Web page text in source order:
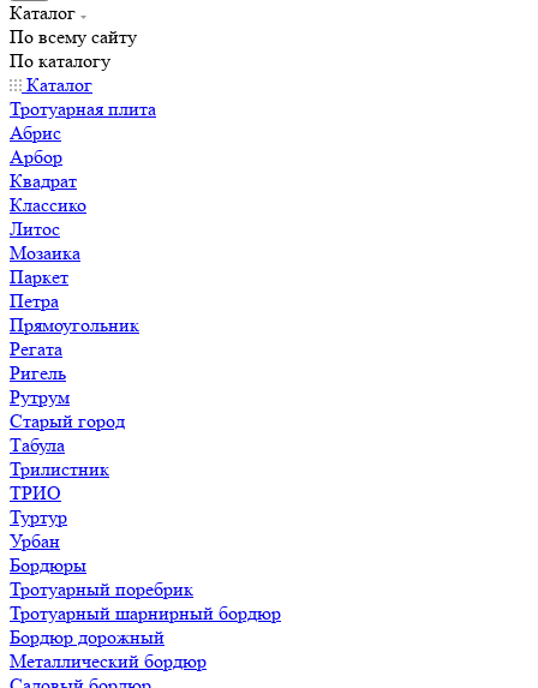
Каталог
По всему сайту
По каталогу
Каталог
Тротуарная плита
Абрис
Арбор
Квадрат
Классико
Литос
Мозаика
Паркет
Петра
Прямоугольник
Регата
Ригель
Рутрум
Старый город
Табула
Трилистник
ТРИО
Туртур
Урбан
Бордюры
Тротуарный поребрик
Тротуарный шарнирный бордюр
Бордюр дорожный
Металлический бордюр